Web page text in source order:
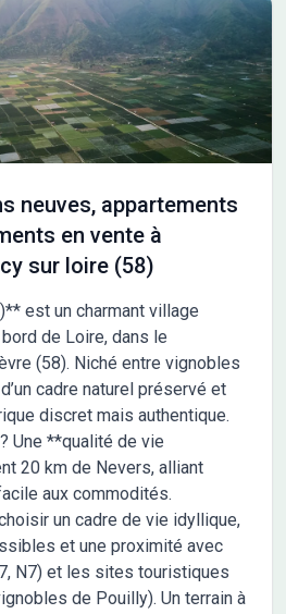
neuves, appartements
en vente à
sur loire (58)
est un charmant village
de Loire, dans le
(58). Niché entre vignobles
cadre naturel préservé et
discret mais authentique.
Une **qualité de vie
20 km de Nevers, alliant
aux commodités.
un cadre de vie idyllique,
et une proximité avec
N7) et les sites touristiques
de Pouilly). Un terrain à